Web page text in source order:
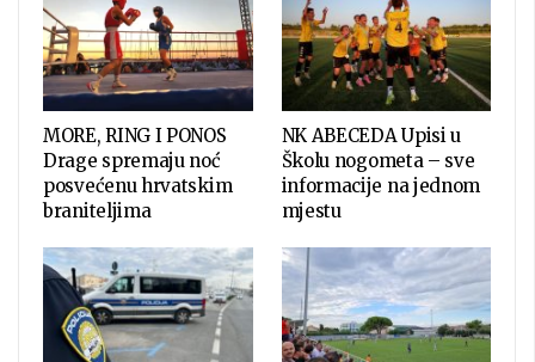
MORE, RING I PONOS
Drage spremaju noć
posvećenu hrvatskim
braniteljima
NK ABECEDA Upisi u
Školu nogometa – sve
informacije na jednom
mjestu